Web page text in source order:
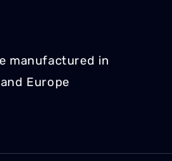
manufactured in
Europe